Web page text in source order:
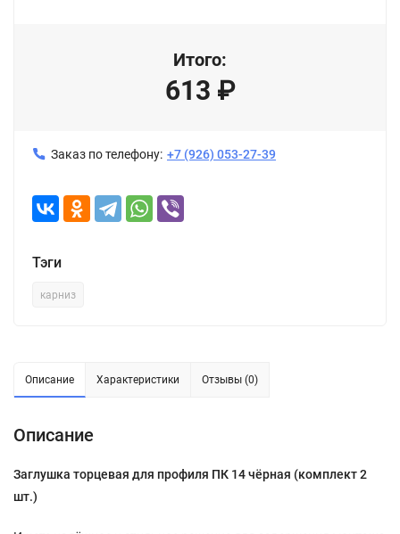
Итого:
613 ₽
Заказ по телефону: +7 (926) 053-27-39
Тэги
карниз
Описание Характеристики Отзывы (0)
Описание
Заглушка торцевая для профиля ПК 14 чёрная (комплект 2
шт.)